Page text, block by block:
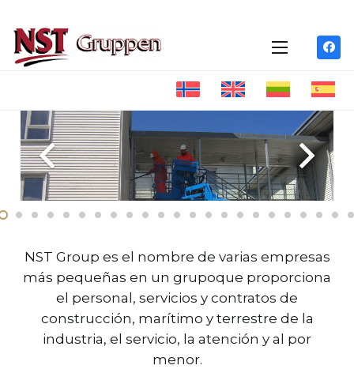
NST Group es el nombre de varias empresas
más pequeñas en un grupoque proporciona
el personal, servicios y contratos de
construcción, marítimo y terrestre de la
industria, el servicio, la atención y al por
menor.